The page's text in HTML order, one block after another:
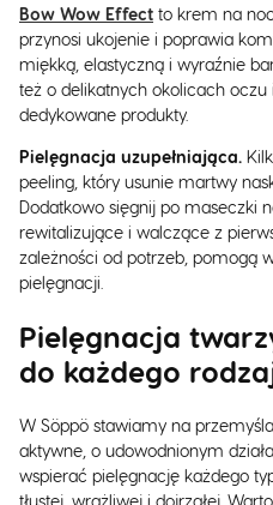
Bow Wow Effect to krem na
przynosi ukojenie i poprawia
miękką, elastyczną i wyraźnie
też o delikatnych okolicach
dedykowane produkty.
Pielęgnacja uzupełniająca.
peeling, który usunie martwy
Dodatkowo sięgnij po maseczki
rewitalizujące i walczące z
zależności od potrzeb, pomogą
pielęgnacji.
Pielęgnacja
do każdego
W Söppö stawiamy na
aktywne, o udowodnionym
wspierać pielęgnację każdego
tłustej, wrażliwej i dojrzałej.